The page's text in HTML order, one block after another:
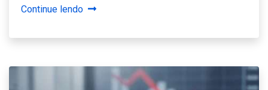
Continue lendo